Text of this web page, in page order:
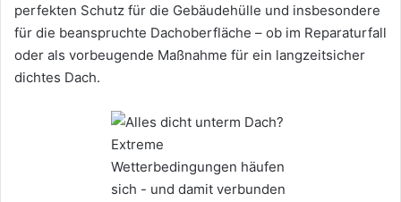
perfekten Schutz für die Gebäudehülle und insbesondere
für die beanspruchte Dachoberfläche – ob im Reparaturfall
oder als vorbeugende Maßnahme für ein langzeitsicher
dichtes Dach.